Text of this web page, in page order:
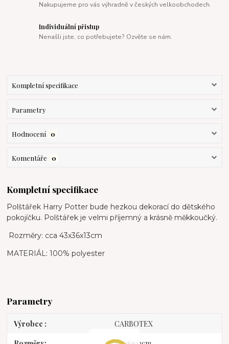
Nakupujeme pro vás výhradně v českých velkoobchodech.
Individuální přistup
Nenašli jste, co potřebujete? Ozvěte se nám.
Kompletní specifikace
Parametry
Hodnocení 0
Komentáře 0
Kompletní specifikace
Polštářek Harry Potter bude hezkou dekorací do dětského
pokojíčku. Polštářek je velmi příjemný a krásně měkkoučký.
Rozměry: cca 43x36x13cm
MATERIÁL: 100% polyester
Parametry
Výrobce CARBOTEX